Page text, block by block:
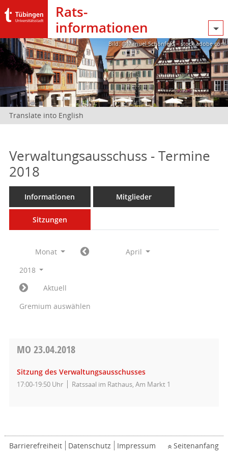
Rats­
informationen
Bild: @Manuel Schönfeld – stock.adobe.com
Translate into English
Verwaltungsausschuss - Termine
2018
Informationen Mitglieder
Sitzungen
Monat
April
2018
Aktuell
Gremium auswählen
MO 23.04.2018
Sitzung des Verwaltungsausschusses
17:00-19:50 Uhr Ratssaal im Rathaus, Am Markt 1
Barrierefreiheit Datenschutz Impressum Seitenanfang